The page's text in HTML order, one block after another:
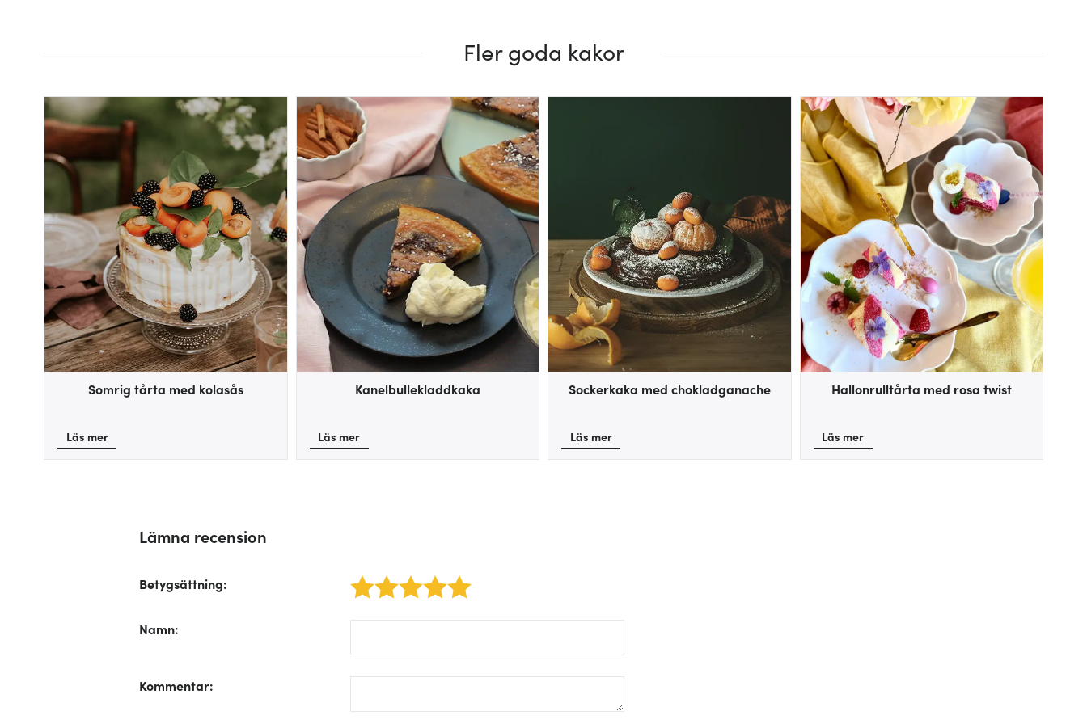
Fler goda kakor
Somrig tårta med kolasås
Läs mer
Kanelbullekladdkaka
Läs mer
Sockerkaka med chokladganache
Läs mer
Hallonrulltårta med rosa twist
Läs mer
Lämna recension
Betygsättning: 1 star 2 stars 3 stars 4 stars 5 stars
Namn:
/form/label/author:
Kommentar: